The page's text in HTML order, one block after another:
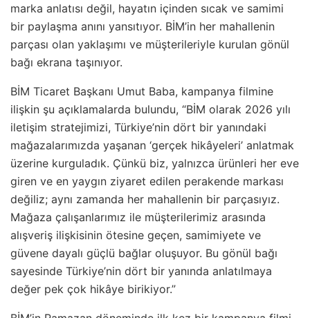
marka anlatısı değil, hayatın içinden sıcak ve samimi
bir paylaşma anını yansıtıyor. BİM’in her mahallenin
parçası olan yaklaşımı ve müşterileriyle kurulan gönül
bağı ekrana taşınıyor.
BİM Ticaret Başkanı Umut Baba, kampanya filmine
ilişkin şu açıklamalarda bulundu, “BİM olarak 2026 yılı
iletişim stratejimizi, Türkiye’nin dört bir yanındaki
mağazalarımızda yaşanan ‘gerçek hikâyeleri’ anlatmak
üzerine kurguladık. Çünkü biz, yalnızca ürünleri her eve
giren ve en yaygın ziyaret edilen perakende markası
değiliz; aynı zamanda her mahallenin bir parçasıyız.
Mağaza çalışanlarımız ile müşterilerimiz arasında
alışveriş ilişkisinin ötesine geçen, samimiyete ve
güvene dayalı güçlü bağlar oluşuyor. Bu gönül bağı
sayesinde Türkiye’nin dört bir yanında anlatılmaya
değer pek çok hikâye birikiyor.”